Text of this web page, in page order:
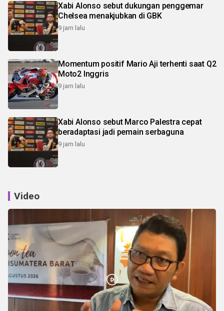
Xabi Alonso sebut dukungan penggemar
Chelsea menakjubkan di GBK
9 jam lalu
Momentum positif Mario Aji terhenti saat Q2
Moto2 Inggris
9 jam lalu
Xabi Alonso sebut Marco Palestra cepat
beradaptasi jadi pemain serbaguna
9 jam lalu
Video